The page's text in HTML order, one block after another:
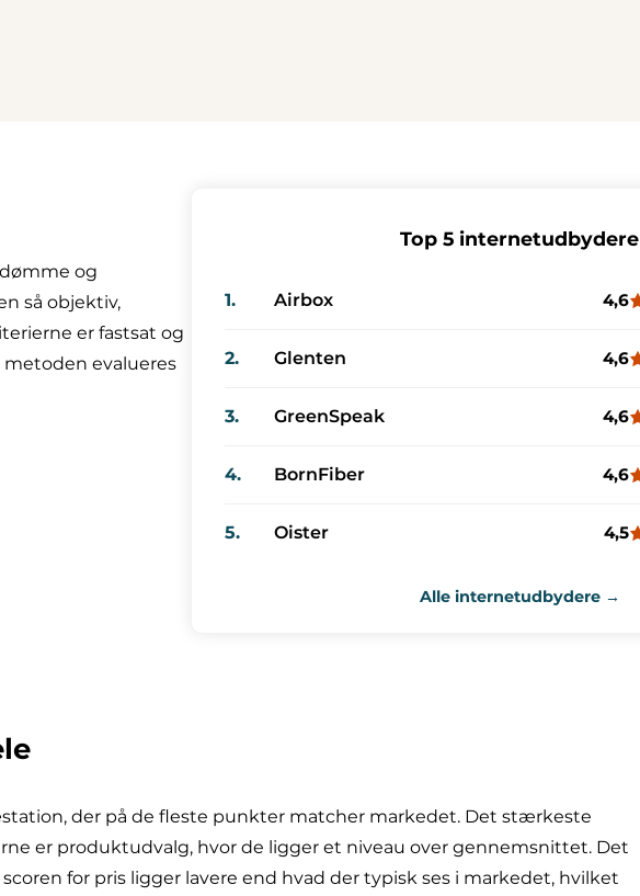
og
så objektiv,
er fastsat og
evalueres
Top 5 internetudbydere
1. Airbox 4,6
2. Glenten 4,6
3. GreenSpeak 4,6
4. BornFiber 4,6
5. Oister 4,5
Alle internetudbydere →
der på de fleste punkter matcher markedet. Det stærkeste
er produktudvalg, hvor de ligger et niveau over gennemsnittet. Det
for pris ligger lavere end hvad der typisk ses i markedet, hvilket